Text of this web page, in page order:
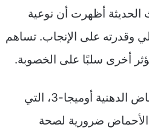
الحديثة أظهرت أن نوعية
وقدرته على الإنجاب. تساهم
أخرى سلبًا على الخصوبة.
من بين العناصر الغذائية الأساسية التي تُعزز الخصوبة، نجد الأحماض الدهنية أوميجا-3، التي
الأحماض ضرورية لصحة